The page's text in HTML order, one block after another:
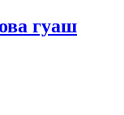
гуаш